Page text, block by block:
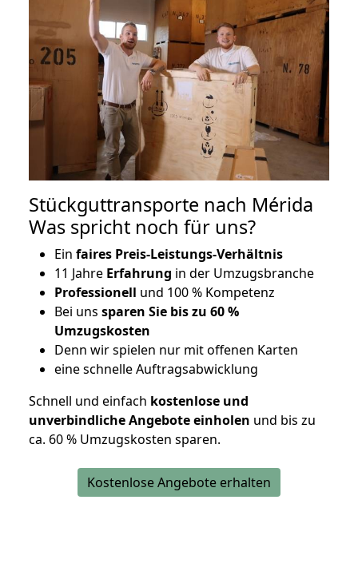
Stückguttransporte nach Mérida
Was spricht noch für uns?
Ein faires Preis-Leistungs-Verhältnis
11 Jahre Erfahrung in der Umzugsbranche
Professionell und 100 % Kompetenz
Bei uns sparen Sie bis zu 60 %
Umzugskosten
Denn wir spielen nur mit offenen Karten
eine schnelle Auftragsabwicklung
Schnell und einfach kostenlose und
unverbindliche Angebote einholen und bis zu
ca. 60 % Umzugskosten sparen.
Kostenlose Angebote erhalten